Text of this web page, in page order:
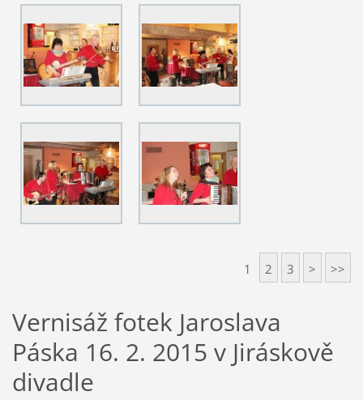
1 2 3 > >>
Vernisáž fotek Jaroslava
Páska 16. 2. 2015 v Jiráskově
divadle